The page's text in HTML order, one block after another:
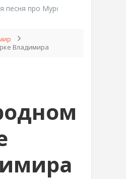
песня про Муром: «Былинный
Владимира